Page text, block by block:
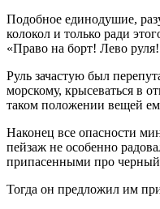
Подобное единодушие,
колокол и только ради
«Право на борт! Лево
Руль зачастую был
морскому, крысеваться в
таком положении вещей
Наконец все опасности
пейзаж не особенно
припасенными про черный
Тогда он предложил им